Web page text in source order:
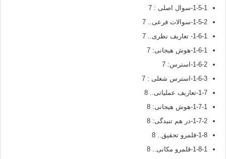
1-5-1-سوال اصلی : 7
1-5-2-سوالات فرعی.. 7
1-6-1- تعاریف نظری.. 7
1-6-1-هوش هیجانی: 7
1-6-2-استرس
:
7
1-6-3-استرس شغلی : 7
1-7-تعاریف عملیاتی.. 8
1-7-1-هوش هیجانی: 8
1-7-2-در هم تنیدگی: 8
1-8-قلمرو تحقیق.. 8
1-8-1-قلمرو مکانی.. 8